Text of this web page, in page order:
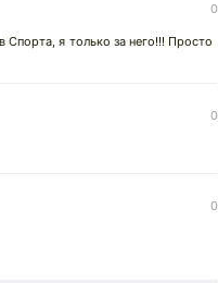
0
я только за него!!! Просто
0
0